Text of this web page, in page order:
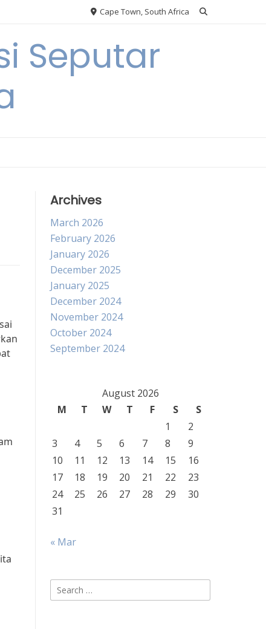
Cape Town, South Africa
Seputar
Archives
March 2026
February 2026
January 2026
December 2025
January 2025
December 2024
November 2024
October 2024
September 2024
August 2026
M
T W T F S
S
1
2
3
4 5 6 7 8
9
10
11 12 13 14 15
16
17
18 19 20 21 22
23
24
25 26 27 28 29
30
31
« Mar
Search
for: